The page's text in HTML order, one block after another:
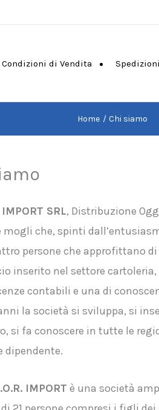
Condizioni di Vendita
Home Chi siamo
IMPORT SRL, Distribuzione
che, spinti
persone che approfittano
inserito nel settore
contabili e una di
la società si sviluppa, si
si fa conoscere in tutte le
dipendente.
IMPORT è una società